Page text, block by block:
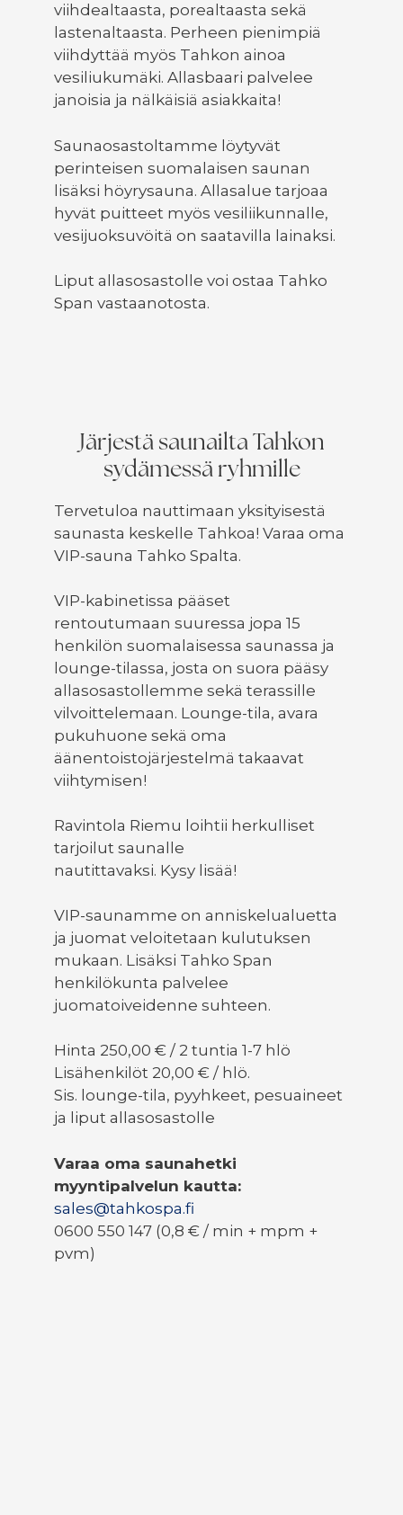
viihdealtaasta, porealtaasta sekä
lastenaltaasta. Perheen pienimpiä
viihdyttää myös Tahkon ainoa
vesiliukumäki. Allasbaari palvelee
janoisia ja nälkäisiä asiakkaita!
Saunaosastoltamme löytyvät
perinteisen suomalaisen saunan
lisäksi höyrysauna. Allasalue tarjoaa
hyvät puitteet myös vesiliikunnalle,
vesijuoksuvöitä on saatavilla lainaksi.
Liput allasosastolle voi ostaa Tahko
Span vastaanotosta.
Järjestä saunailta Tahkon
sydämessä ryhmille
Tervetuloa nauttimaan yksityisestä
saunasta keskelle Tahkoa! Varaa oma
VIP-sauna Tahko Spalta.
VIP-kabinetissa pääset
rentoutumaan suuressa jopa 15
henkilön suomalaisessa saunassa ja
lounge-tilassa, josta on suora pääsy
allasosastollemme sekä terassille
vilvoittelemaan. Lounge-tila, avara
pukuhuone sekä oma
äänentoistojärjestelmä takaavat
viihtymisen!
Ravintola Riemu loihtii herkulliset
tarjoilut saunalle
nautittavaksi. Kysy lisää!
VIP-saunamme on anniskelualuetta
ja juomat veloitetaan kulutuksen
mukaan. Lisäksi Tahko Span
henkilökunta palvelee
juomatoiveidenne suhteen.
Hinta 250,00 € / 2 tuntia 1-7 hlö
Lisähenkilöt 20,00 € / hlö.
Sis. lounge-tila, pyyhkeet, pesuaineet
ja liput allasosastolle
Varaa oma saunahetki
myyntipalvelun kautta:
sales@tahkospa.fi
0600 550 147 (0,8 € / min + mpm +
pvm)